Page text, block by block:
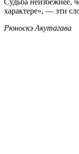
характере», — эти
Рюноскэ Акутагава